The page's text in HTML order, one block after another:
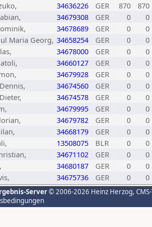
34636226 GER 870
870
34679308 GER 0
0
34678689 GER 0
0
Maria Georg, 34658254 GER 0
0
34678000 GER 0
0
34660127 GER 0
0
34679928 GER 0
0
34674560 GER 0
0
34674578 GER 0
0
34679995 GER 0
0
34679782 GER 0
0
34668179 GER 0
0
13508075 BLR 0
0
34671102 GER 0
0
34680187 GER 0
0
34675736 GER 0 0
Server© 2006-2026 Heinz Herzog,